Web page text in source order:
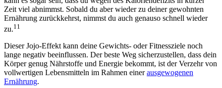
Zeit viel abnimmst. Sobald du aber wieder zu deiner gewohnten
Ernährung zurückkehrst, nimmst du auch genauso schnell wieder
zu.11
Dieser Jojo-Effekt kann deine Gewichts- oder Fitnessziele noch
lange negativ beeinflussen. Der beste Weg sicherzustellen, dass dein
Körper genug Nährstoffe und Energie bekommt, ist der Verzehr von
vollwertigen Lebensmitteln im Rahmen einerausgewogenen
Ernährung.